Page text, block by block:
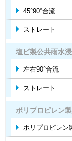
45°90°合流
ストレート
塩ビ製公共雨水
左右90°合流
ストレート
ポリプロピレン
ポリプロピレン